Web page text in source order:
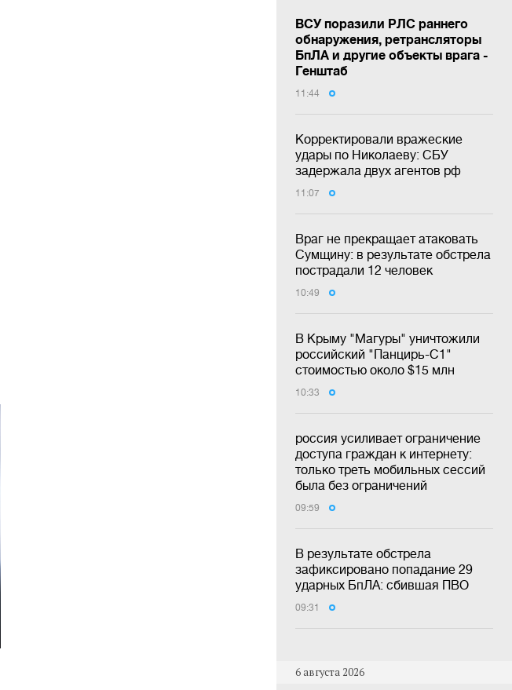
ВСУ поразили РЛС раннего
обнаружения, ретрансляторы
БпЛА и другие объекты врага -
Генштаб
11:44
Корректировали вражеские
удары по Николаеву: СБУ
задержала двух агентов рф
11:07
Враг не прекращает атаковать
Сумщину: в результате обстрела
пострадали 12 человек
10:49
В Крыму "Магуры" уничтожили
российский "Панцирь-С1"
стоимостью около $15 млн
10:33
россия усиливает ограничение
доступа граждан к интернету:
только треть мобильных сессий
была без ограничений
09:59
В результате обстрела
зафиксировано попадание 29
ударных БпЛА: сбившая ПВО
09:31
6 августа 2026